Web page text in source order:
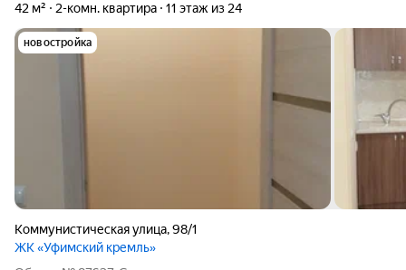
42 м² 2-комн. квартира 11 этаж из 24
новостройка
Коммунистическая улица,98/1
ЖК «Уфимский кремль»